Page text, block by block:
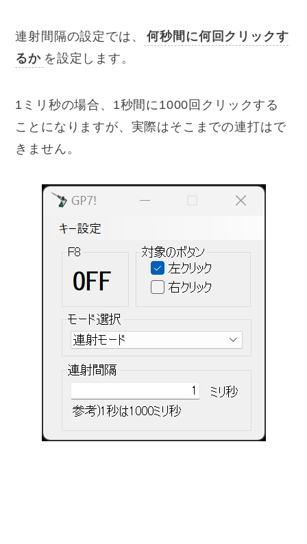
連射間隔の設定では、
何秒間に何回クリックす
るか を設定します。
1ミリ秒の場合、1秒間に1000回クリックする
ことになりますが、実際はそこまでの連打はで
きません。